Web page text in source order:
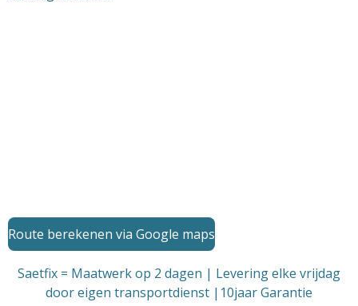
Route berekenen via Google maps
Saetfix = Maatwerk op 2 dagen | Levering elke vrijdag
door eigen transportdienst |10jaar Garantie